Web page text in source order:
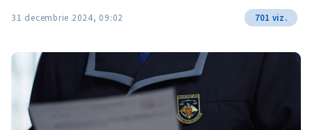
31 decembrie 2024, 09:02 701 viz.